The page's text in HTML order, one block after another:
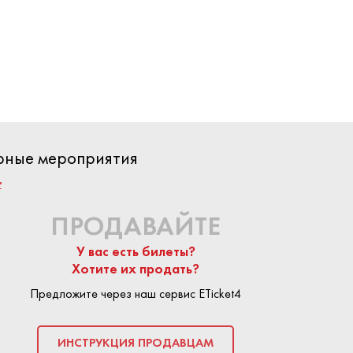
мероприятия
ПРОДАВАЙТЕ
У вас есть билеты?
Хотите их продать?
Предложите через наш сервис ETicket4
ИНСТРУКЦИЯ ПРОДАВЦАМ